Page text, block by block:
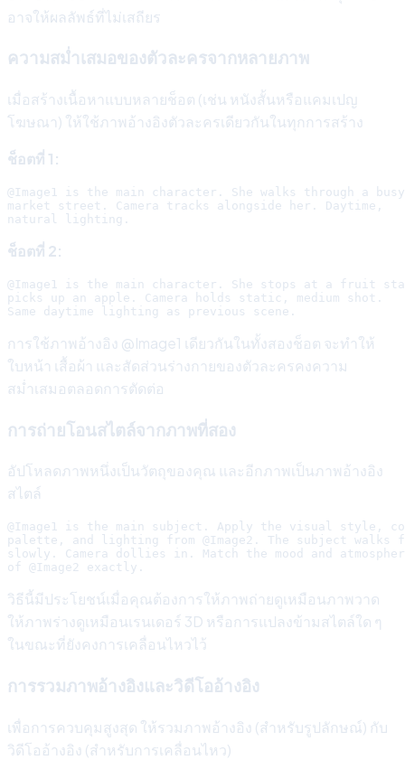
อาจให้ผลลัพธ์ที่ไม่เสถียร
ความสม่ำเสมอของตัวละครจากหลายภาพ
เมื่อสร้างเนื้อหาแบบหลายช็อต (เช่น หนังสั้นหรือแคมเปญ
โฆษณา) ให้ใช้ภาพอ้างอิงตัวละครเดียวกันในทุกการสร้าง
ช็อตที่ 1:
@Image1 is the main character. She walks through a busy
market street. Camera tracks alongside her. Daytime,
ช็อตที่ 2:
@Image1 is the main character. She stops at a fruit
picks up an apple. Camera holds static, medium shot.
การใช้ภาพอ้างอิง @Image1 เดียวกันในทั้งสองช็อต จะทำให้
ใบหน้า เสื้อผ้า และสัดส่วนร่างกายของตัวละครคงความ
สม่ำเสมอตลอดการตัดต่อ
การถ่ายโอนสไตล์จากภาพที่สอง
อัปโหลดภาพหนึ่งเป็นวัตถุของคุณ และอีกภาพเป็นภาพอ้างอิง
สไตล์
@Image1 is the main subject. Apply the visual style,
palette, and lighting from @Image2. The subject walks
slowly. Camera dollies in. Match the mood and
วิธีนี้มีประโยชน์เมื่อคุณต้องการให้ภาพถ่ายดูเหมือนภาพวาด
ให้ภาพร่างดูเหมือนเรนเดอร์ 3D หรือการแปลงข้ามสไตล์ใด ๆ
ในขณะที่ยังคงการเคลื่อนไหวไว้
การรวมภาพอ้างอิงและวิดีโออ้างอิง
เพื่อการควบคุมสูงสุด ให้รวมภาพอ้างอิง (สำหรับรูปลักษณ์) กับ
วิดีโออ้างอิง (สำหรับการเคลื่อนไหว)